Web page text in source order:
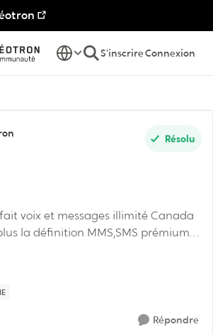
S'inscrireConnexion
de forum Résolu
la définition MMS,SMS prémium
dans mon compte, et quel est
Répondre